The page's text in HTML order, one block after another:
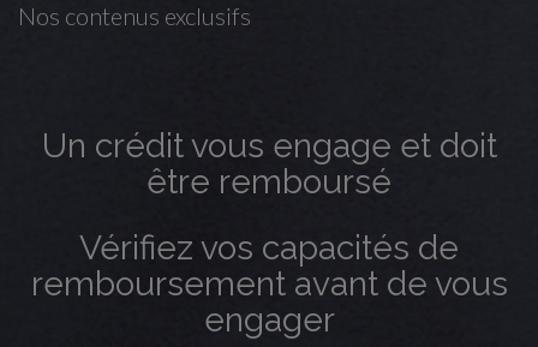
Nos contenus exclusifs
Un crédit vous engage et doit
être remboursé
Vérifiez vos capacités de
remboursement avant de vous
engager